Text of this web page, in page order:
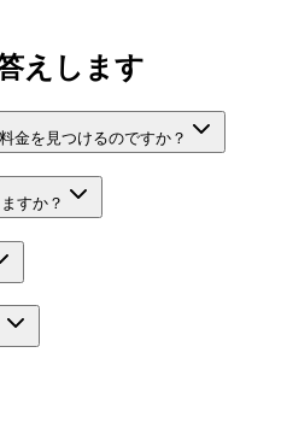
えします
金を見つけるのですか？
すか？